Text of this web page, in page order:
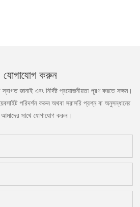
যোগাযোগ করুন
জানাই এবং নির্দিষ্ট প্রয়োজনীয়তা পূরণ করতে সক্ষম।
পরিদর্শন করুন অথবা সরাসরি প্রশ্ন বা অনুসন্ধানের
আমাদের সাথে যোগাযোগ করুন।